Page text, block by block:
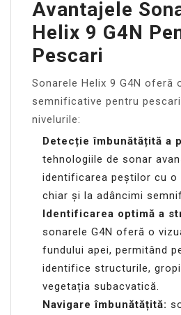
Avantajele
Helix 9 G4N
Pescari
Sonarele Helix 9 G4N oferă
semnificative pentru
nivelurile:
Detecție îmbunătățită a
tehnologiile de sonar
identificarea peștilor cu o
chiar și la adâncimi
Identificarea optimă a
sonarele G4N oferă o
fundului apei, permitând
identifice structurile,
vegetația subacvatică.
Navigare îmbunătățită: